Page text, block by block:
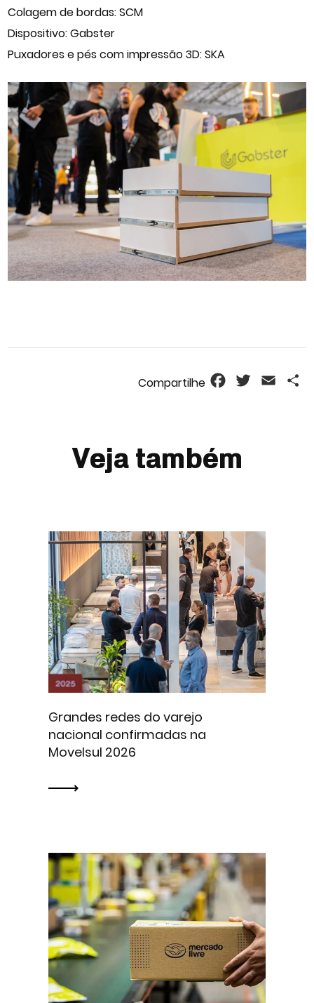
Colagem de bordas: SCM
Dispositivo: Gabster
Puxadores e pés com impressão 3D: SKA
FacebookTwitterEmail
Veja também
Grandes redes do varejo
nacional confirmadas na
Movelsul 2026